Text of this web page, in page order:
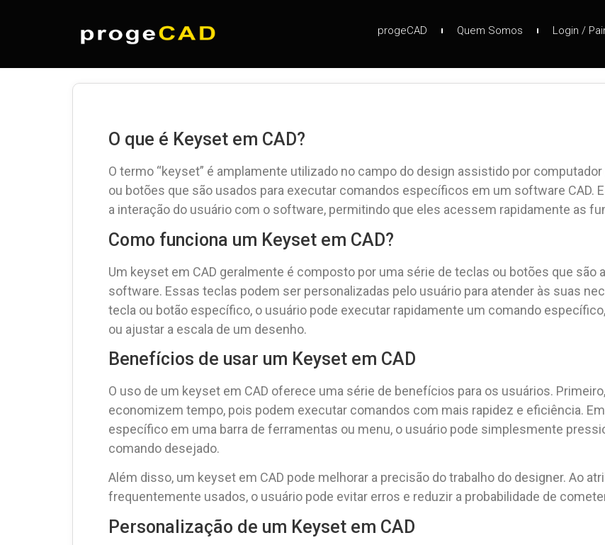
progeCAD Quem Somos Login /
O que é Keyset em CAD?
O termo “keyset” é amplamente utilizado no campo do design assistido por
ou botões que são usados para executar comandos específicos em um software CAD.
a interação do usuário com o software, permitindo que eles acessem rapidamente as
Como funciona um Keyset em CAD?
Um keyset em CAD geralmente é composto por uma série de teclas ou botões que
software. Essas teclas podem ser personalizadas pelo usuário para atender às suas
tecla ou botão específico, o usuário pode executar rapidamente um comando
ou ajustar a escala de um desenho.
Benefícios de usar um Keyset em CAD
O uso de um keyset em CAD oferece uma série de benefícios para os usuários.
economizem tempo, pois podem executar comandos com mais rapidez e eficiência.
específico em uma barra de ferramentas ou menu, o usuário pode simplesmente
comando desejado.
Além disso, um keyset em CAD pode melhorar a precisão do trabalho do designer. Ao
frequentemente usados, o usuário pode evitar erros e reduzir a probabilidade de
Personalização de um Keyset em CAD